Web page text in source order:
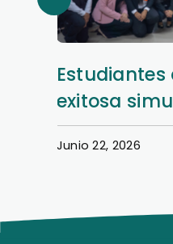
Así se vivió
en la Filial
Junio 22, 2026